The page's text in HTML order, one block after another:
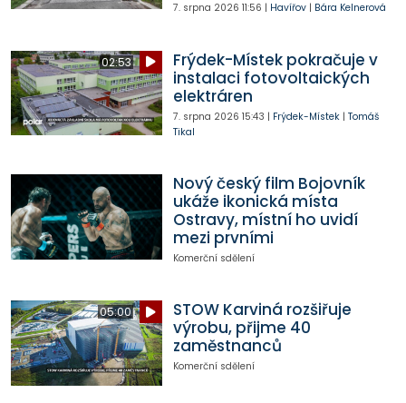
7. srpna 2026 11:56 | Havířov| Bára Kelnerová
02:53
Frýdek-Místek pokračuje v
instalaci fotovoltaických
elektráren
7. srpna 2026 15:43 | Frýdek-Místek| Tomáš
Tikal
Nový český film Bojovník
ukáže ikonická místa
Ostravy, místní ho uvidí
mezi prvními
Komerční sdělení
05:00
STOW Karviná rozšiřuje
výrobu, přijme 40
zaměstnanců
Komerční sdělení